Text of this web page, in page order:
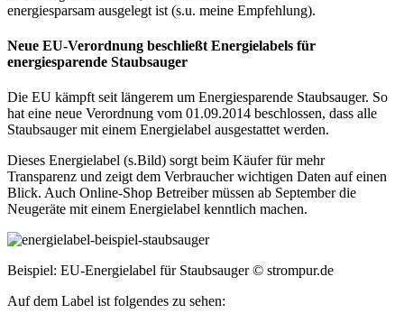
energiesparsam ausgelegt ist (s.u. meine Empfehlung).
Neue EU-Verordnung beschließt Energielabels für
energiesparende Staubsauger
Die EU kämpft seit längerem um Energiesparende Staubsauger. So
hat eine neue Verordnung vom 01.09.2014 beschlossen, dass alle
Staubsauger mit einem Energielabel ausgestattet werden.
Dieses Energielabel (s.Bild) sorgt beim Käufer für mehr
Transparenz und zeigt dem Verbraucher wichtigen Daten auf einen
Blick. Auch Online-Shop Betreiber müssen ab September die
Neugeräte mit einem Energielabel kenntlich machen.
Beispiel: EU-Energielabel für Staubsauger © strompur.de
Auf dem Label ist folgendes zu sehen: